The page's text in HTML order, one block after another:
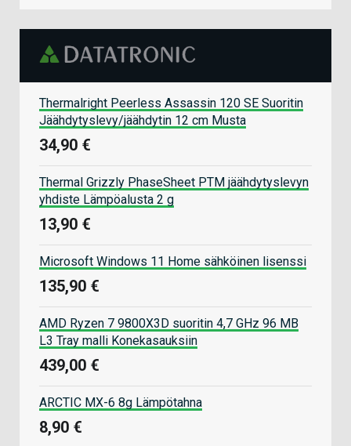
Thermalright Peerless Assassin 120 SE Suoritin
Jäähdytyslevy/jäähdytin 12 cm Musta
34,90 €
Thermal Grizzly PhaseSheet PTM jäähdytyslevyn
yhdiste Lämpöalusta 2 g
13,90 €
Microsoft Windows 11 Home sähköinen lisenssi
135,90 €
AMD Ryzen 7 9800X3D suoritin 4,7 GHz 96 MB
L3 Tray malli Konekasauksiin
439,00 €
ARCTIC MX-6 8g Lämpötahna
8,90 €